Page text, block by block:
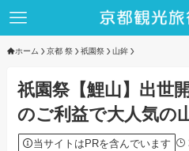
ホーム 京都 祭 祇園祭 山鉾
祇園祭【鯉山】出世
のご利益で大人気の
当サイトはPRを含んでいます